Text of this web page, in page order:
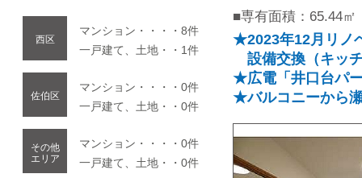
西区
マンション・・・・8件
一戸建て、土地・・1件
佐伯区
マンション・・・・0件
一戸建て、土地・・0件
その他
エリア
マンション・・・・0件
一戸建て、土地・・0件
■専有面積：65.44㎡
★2023年12月リノ
設備交換（キッ
★広電「井口台パ
★バルコニーから